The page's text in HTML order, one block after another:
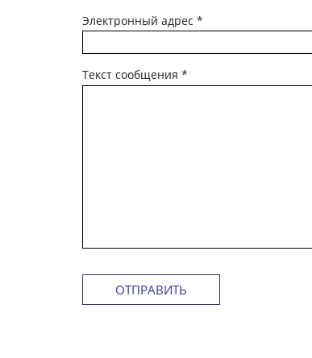
Электронный адрес *
Текст сообщения *